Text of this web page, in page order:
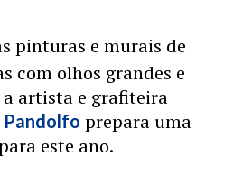
pinturas e murais de
com olhos grandes e
a artista e grafiteira
Pandolfo prepara uma
este ano.